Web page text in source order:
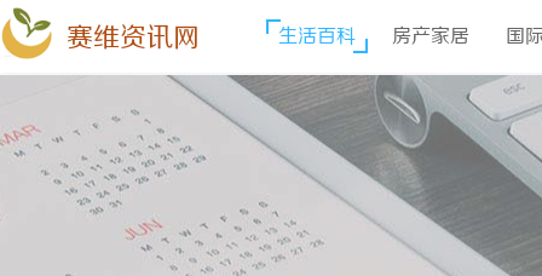
赛维资讯网 生活百科 房产家居 国